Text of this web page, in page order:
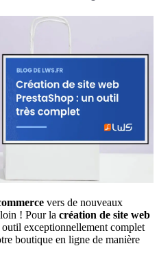
vers de nouveaux
! Pour la création de site web
outil exceptionnellement complet
boutique en ligne de manière